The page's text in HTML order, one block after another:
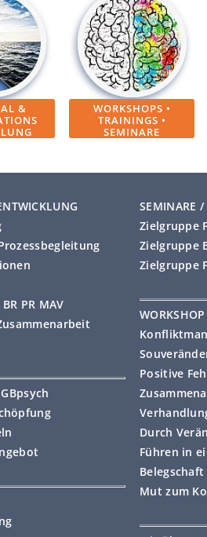
&
WORKSHOPS •
TRAININGS •
SEMINARE
PR MAV
SEMINARE /
Zielgruppe
Zielgruppe
Zielgruppe
Positive
Durch
Führen in
Mut zum